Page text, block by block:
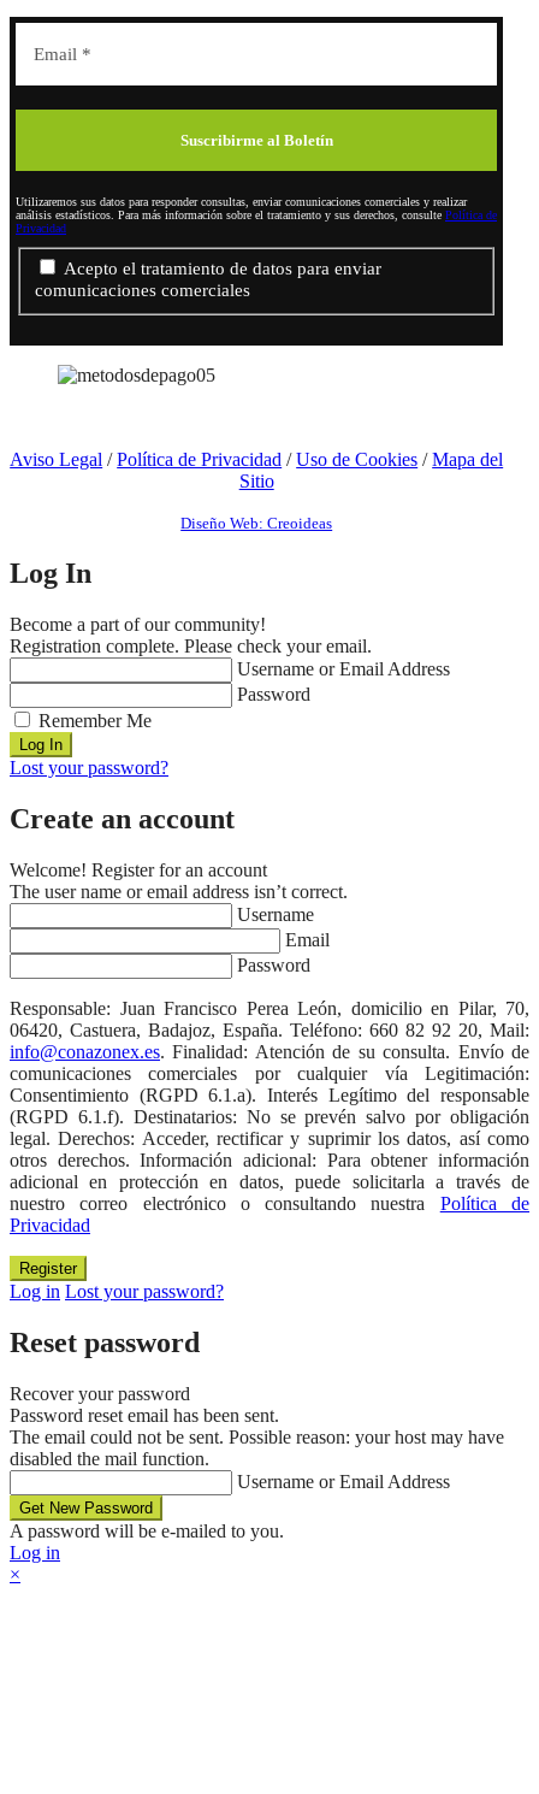
Utilizaremos sus datos para responder consultas, enviar comunicaciones comerciales y realizar
análisis estadísticos. Para más información sobre el tratamiento y sus derechos, consulte Política de
Privacidad
Acepto el tratamiento de datos para enviar
comunicaciones comerciales
Aviso Legal /Política de Privacidad /Uso de Cookies /Mapa del
Sitio
Diseño Web: Creoideas
Log In
Become a part of our community!
Registration complete. Please check your email.
Username or Email Address
Password
Remember Me
Lost your password?
Create an account
Welcome! Register for an account
The user name or email address isn’t correct.
Username
Email
Password
Responsable: Juan Francisco Perea León, domicilio en Pilar, 70,
06420, Castuera, Badajoz, España. Teléfono: 660 82 92 20, Mail:
info@conazonex.es. Finalidad: Atención de su consulta. Envío de
comunicaciones comerciales por cualquier vía Legitimación:
Consentimiento (RGPD 6.1.a). Interés Legítimo del responsable
(RGPD 6.1.f). Destinatarios: No se prevén salvo por obligación
legal. Derechos: Acceder, rectificar y suprimir los datos, así como
otros derechos. Información adicional: Para obtener información
adicional en protección en datos, puede solicitarla a través de
nuestro correo electrónico o consultando nuestra Política de
Privacidad
Log in Lost your password?
Reset password
Recover your password
Password reset email has been sent.
The email could not be sent. Possible reason: your host may have
disabled the mail function.
Username or Email Address
A password will be e-mailed to you.
Log in
×